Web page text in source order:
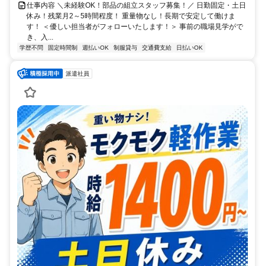
仕事内容 ＼未経験OK！部品の組立スタッフ募集！／ 日勤固定・土日
休み！残業月2～5時間程度！ 重量物なし！長期で安定して働けま
す！ ＜優しい担当者がフォローいたします！＞ 事前の職場見学がで
き、入...
学歴不問 固定時間制 週払いOK 制服貸与 交通費支給 日払いOK
派遣社員